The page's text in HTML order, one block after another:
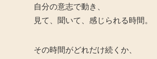
自分の意志で動き、
見て、聞いて、感じられる時間。
その時間がどれだけ続くか、